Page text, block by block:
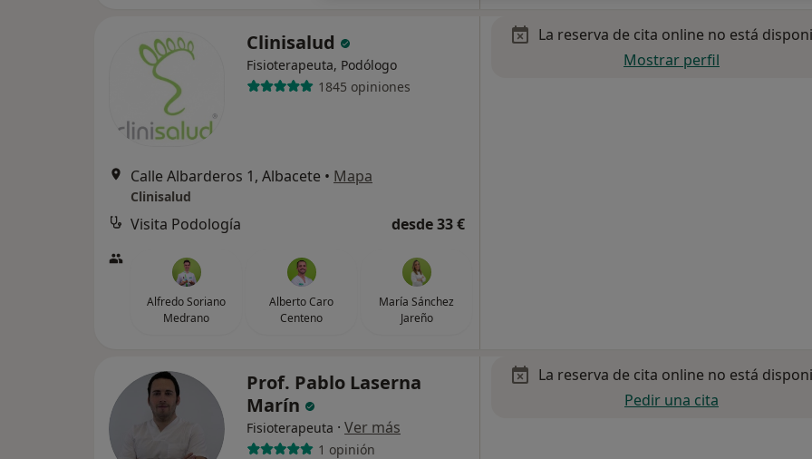
Clinisalud
Fisioterapeuta, Podólogo
1845 opiniones
Calle Albarderos 1, Albacete • Mapa
Clinisalud
Visita Podología desde 33 €
Alfredo Soriano
Medrano
Alberto Caro
Centeno
María Sánchez
Jareño
La reserva de cita online no está
Mostrar perfil
Prof. Pablo Laserna
Marín
Fisioterapeuta · Ver más
1 opinión
La reserva de cita online no está
Pedir una cita